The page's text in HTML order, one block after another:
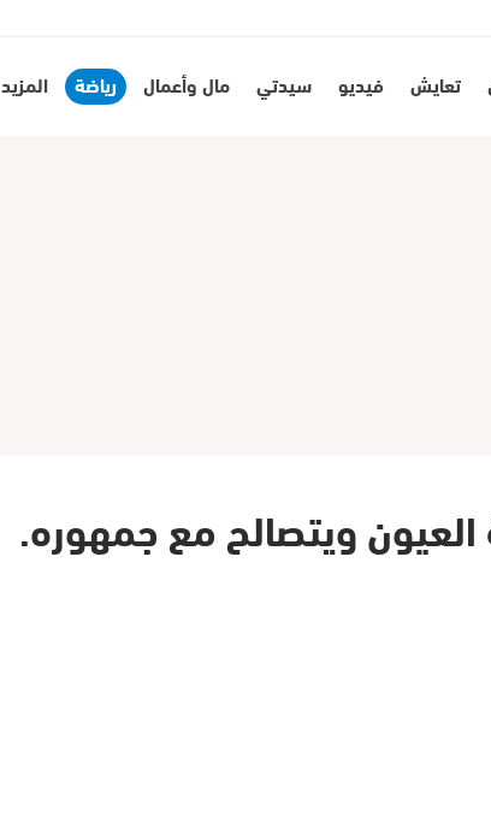
تعايش فيديو سيدتي مال وأعمال رياضة المزيد
ويتصالح مع جمهوره.